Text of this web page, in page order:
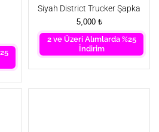
Siyah District Trucker Şapka
5,000 ₺
2 ve Üzeri Alımlarda %25
İndirim